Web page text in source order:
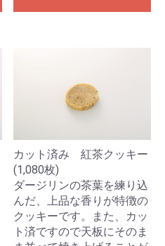
カット済み 紅茶クッキー
(1,080枚)
ダージリンの茶葉を練り込
んだ、上品な香りが特徴の
クッキーです。また、カッ
ト済ですので天板にそのま